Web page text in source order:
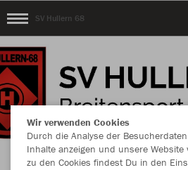
SV Hullern 68
Wir verwenden Cookies
Durch die Analyse der
Inhalte anzeigen und unsere
zu den Cookies findest Du in den